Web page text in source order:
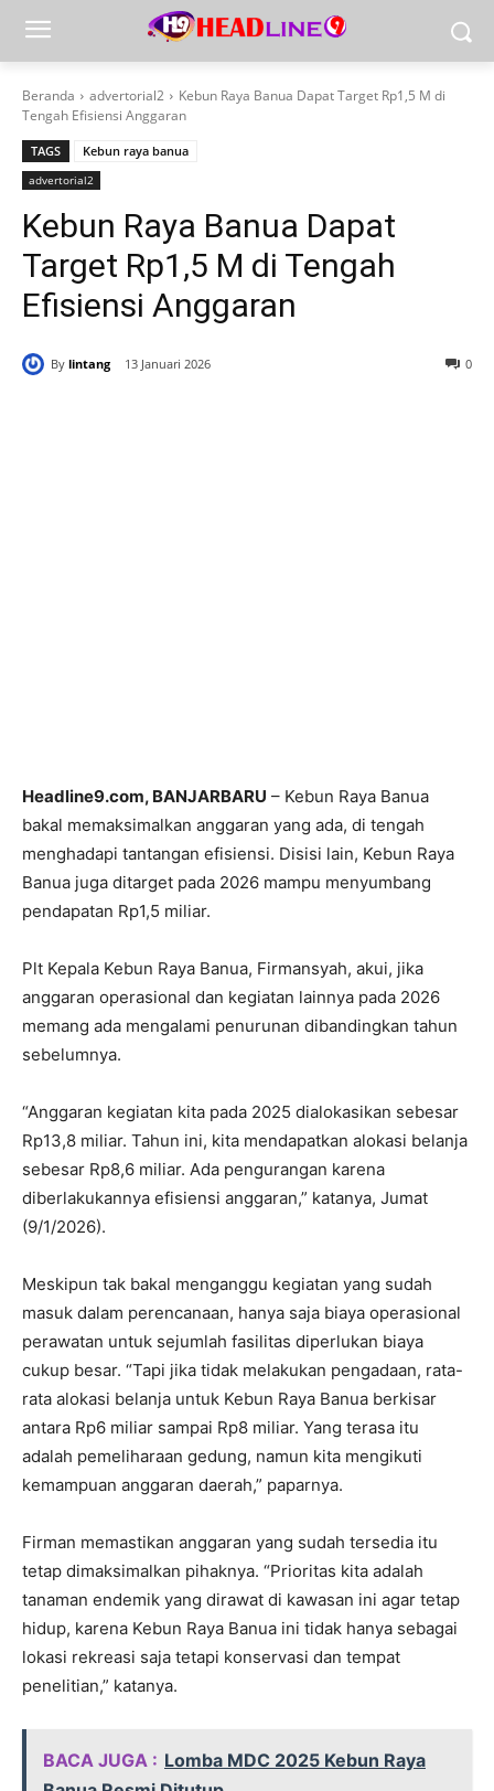
Beranda advertorial2
Kebun Raya Banua Dapat Target Rp1,5 M di
Tengah Efisiensi Anggaran
TAGS Kebun raya banua
advertorial2
Kebun Raya Banua Dapat
Target Rp1,5 M di Tengah
Efisiensi Anggaran
By lintang 13 Januari 2026 0
Headline9.com, BANJARBARU – Kebun Raya Banua
bakal memaksimalkan anggaran yang ada, di tengah
menghadapi tantangan efisiensi. Disisi lain, Kebun Raya
Banua juga ditarget pada 2026 mampu menyumbang
pendapatan Rp1,5 miliar.
Plt Kepala Kebun Raya Banua, Firmansyah, akui, jika
anggaran operasional dan kegiatan lainnya pada 2026
memang ada mengalami penurunan dibandingkan tahun
sebelumnya.
“Anggaran kegiatan kita pada 2025 dialokasikan sebesar
Rp13,8 miliar. Tahun ini, kita mendapatkan alokasi belanja
sebesar Rp8,6 miliar. Ada pengurangan karena
diberlakukannya efisiensi anggaran,” katanya, Jumat
(9/1/2026).
Meskipun tak bakal menganggu kegiatan yang sudah
masuk dalam perencanaan, hanya saja biaya operasional
perawatan untuk sejumlah fasilitas diperlukan biaya
cukup besar. “Tapi jika tidak melakukan pengadaan, rata-
rata alokasi belanja untuk Kebun Raya Banua berkisar
antara Rp6 miliar sampai Rp8 miliar. Yang terasa itu
adalah pemeliharaan gedung, namun kita mengikuti
kemampuan anggaran daerah,” paparnya.
Firman memastikan anggaran yang sudah tersedia itu
tetap dimaksimalkan pihaknya. “Prioritas kita adalah
tanaman endemik yang dirawat di kawasan ini agar tetap
hidup, karena Kebun Raya Banua ini tidak hanya sebagai
lokasi rekreasi saja tetapi konservasi dan tempat
penelitian,” katanya.
BACA JUGA : Lomba MDC 2025 Kebun Raya